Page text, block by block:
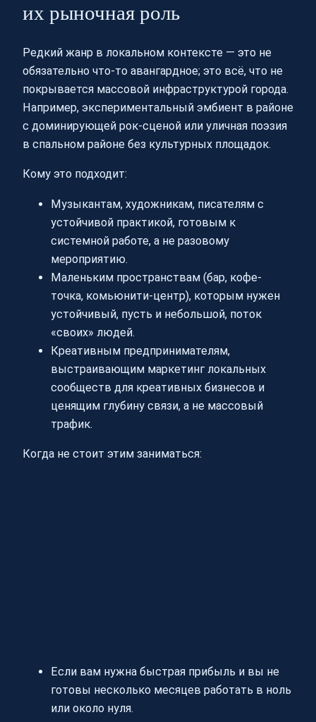
их рыночная роль
Редкий жанр в локальном контексте — это не
обязательно что-то авангардное; это всё, что не
покрывается массовой инфраструктурой города.
Например, экспериментальный эмбиент в районе
с доминирующей рок-сценой или уличная поэзия
в спальном районе без культурных площадок.
Кому это подходит:
Музыкантам, художникам, писателям с
устойчивой практикой, готовым к
системной работе, а не разовому
мероприятию.
Маленьким пространствам (бар, кофе-
точка, комьюнити-центр), которым нужен
устойчивый, пусть и небольшой, поток
«своих» людей.
Креативным предпринимателям,
выстраивающим маркетинг локальных
сообществ для креативных бизнесов и
ценящим глубину связи, а не массовый
трафик.
Когда не стоит этим заниматься:
Если вам нужна быстрая прибыль и вы не
готовы несколько месяцев работать в ноль
или около нуля.